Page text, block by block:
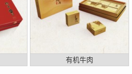
有机牛肉